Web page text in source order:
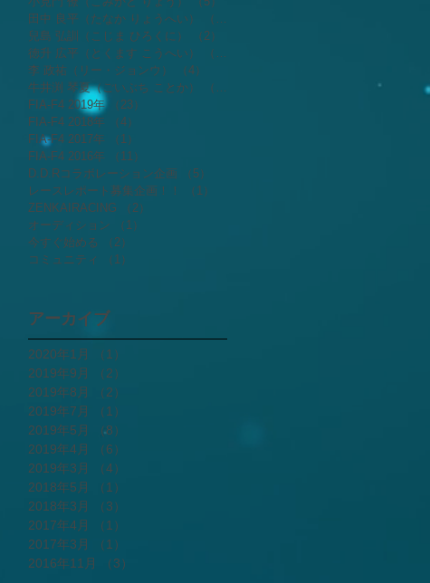
田中 良平（たなか りょうへい）
（2）
兒島 弘訓（こじま ひろくに）
（2）
徳升 広平（とくます こうへい）
（3）
李 政祐（リー・ジョンウ）
（4）
牛井渕 琴夏（ごいぶち ことか）
（4）
FIA-F4 2019年
（23）
FIA-F4 2018年
（4）
FIA-F4 2017年
（1）
FIA-F4 2016年
（11）
D.D.Rコラボレーション企画
（5）
レースレポート募集企画！！
（1）
ZENKAIRACING
（2）
オーディション
（1）
今すぐ始める
（2）
コミュニティ
（1）
アーカイブ
2020年1月 （1）
2019年9月
（2）
2019年8月
（2）
2019年7月
（1）
2019年5月
（8）
2019年4月
（6）
2019年3月
（4）
2018年5月
（1）
2018年3月
（3）
2017年4月
（1）
2017年3月
（1）
2016年11月
（3）